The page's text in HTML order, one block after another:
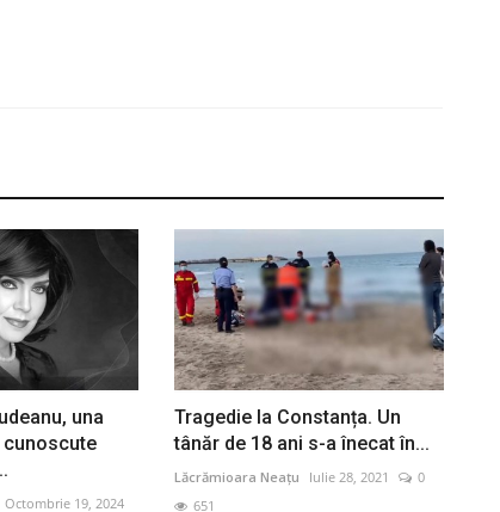
una
cunoscute
Octombrie 19, 2024
Tragedie la Constanța. Un
tânăr de 18 ani s-a înecat în...
Lăcrămioara Neațu Iulie 28, 2021
0
651